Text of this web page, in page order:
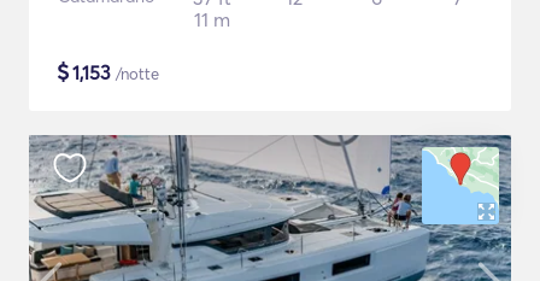
11 m
$1,153 /notte